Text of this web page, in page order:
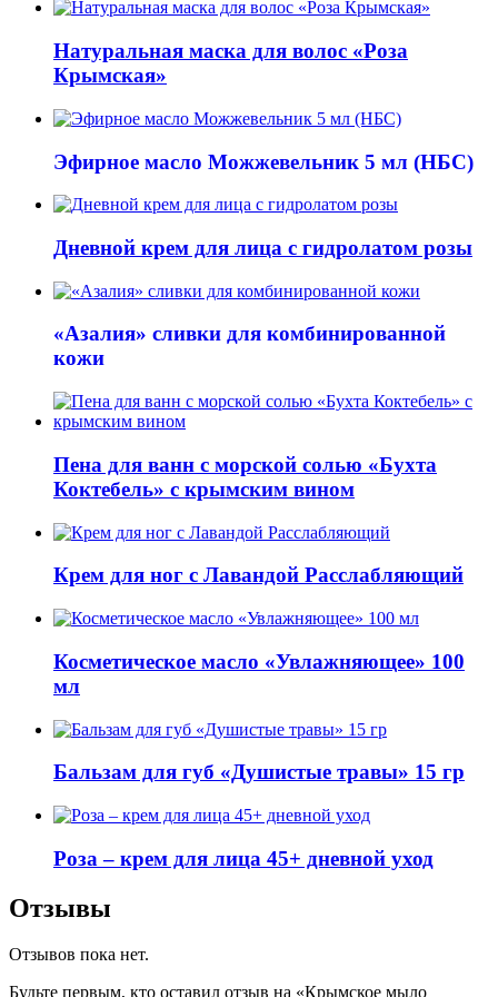
Натуральная маска для волос «Роза
Крымская»
Эфирное масло Можжевельник 5 мл (НБС)
Дневной крем для лица с гидролатом розы
«Азалия» сливки для комбинированной
кожи
Пена для ванн с морской солью «Бухта
Коктебель» с крымским вином
Крем для ног с Лавандой Расслабляющий
Косметическое масло «Увлажняющее» 100
мл
Бальзам для губ «Душистые травы» 15 гр
Роза – крем для лица 45+ дневной уход
Отзывы
Отзывов пока нет.
Будьте первым, кто оставил отзыв на «Крымское мыло